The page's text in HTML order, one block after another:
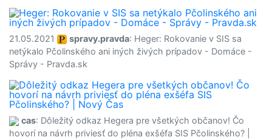
21.05.2021 spravy.pravda: Heger: Rokovanie v SIS sa
netýkalo Pčolinského ani iných živých prípadov - Domáce -
Správy - Pravda.sk
cas: Dôležitý odkaz Hegera pre všetkých občanov! Čo
hovorí na návrh priviesť do pléna exšéfa SIS Pčolinského? |